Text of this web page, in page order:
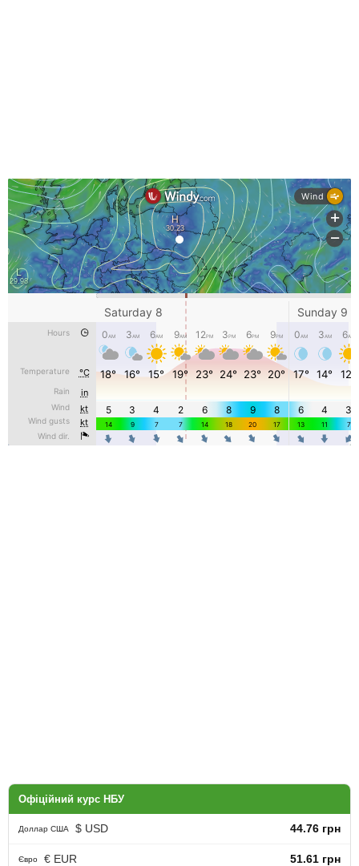
Офіційний курс НБУ
Доллар США $ USD 44.76 грн
Євро € EUR 51.61 грн